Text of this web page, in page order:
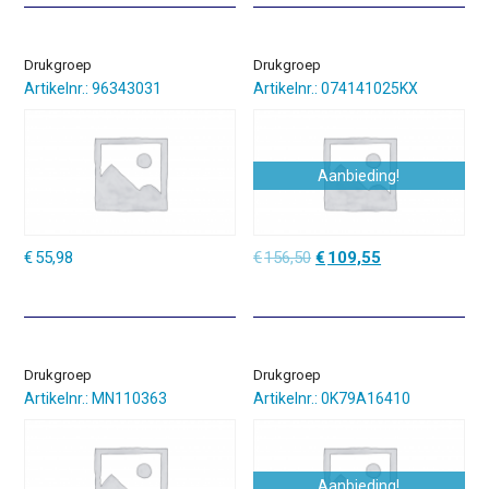
€4,95. €3,46.
Drukgroep
Artikelnr.: 96343031
€55,98
Drukgroep
Artikelnr.: 074141025KX
Aanbieding!
€156,50 Oorspronkelijke
€156,50.
€ 109,55
€109,55.
Drukgroep
Artikelnr.: MN110363
Drukgroep
Artikelnr.: 0K79A16410